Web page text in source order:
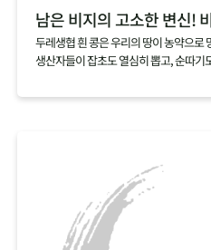
남은 비지의 고소한 변신!
두레생협 흰 콩은 우리의 땅이 농약으로
생산자들이 잡초도 열심히 뽑고, 순따